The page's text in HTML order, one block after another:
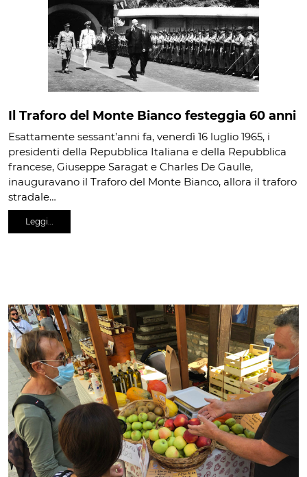
Il Traforo del Monte Bianco festeggia 60 anni
Esattamente sessant’anni fa, venerdì 16 luglio 1965, i
presidenti della Repubblica Italiana e della Repubblica
francese, Giuseppe Saragat e Charles De Gaulle,
inauguravano il Traforo del Monte Bianco, allora il traforo
stradale…
Leggi…